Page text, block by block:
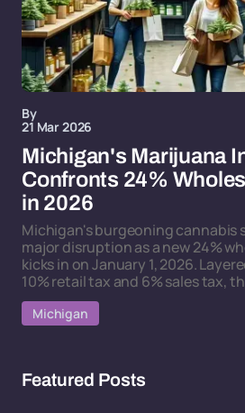
By
21 Mar 2026
Michigan's Marijuana
Confronts 24%
in 2026
Michigan's burgeoning cannabis
major disruption as a new 24%
kicks in on January 1, 2026.
10% retail tax and 6% sales tax,
Michigan
Featured Posts